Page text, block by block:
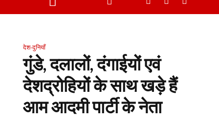
देश-दुनियाँ
गुंडे, दलालों, दंगाईयों एवं
देशद्रोहियों के साथ खड़े हैं
आम आदमी पार्टी के नेता